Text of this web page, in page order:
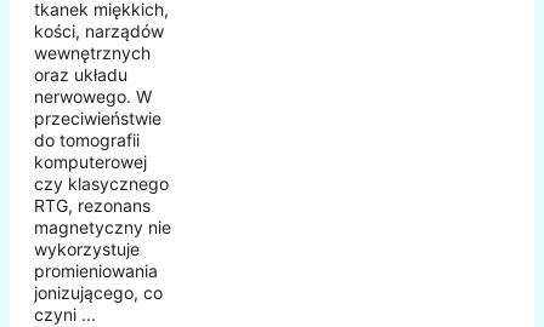
tkanek miękkich,
kości, narządów
wewnętrznych
oraz układu
nerwowego. W
przeciwieństwie
do tomografii
komputerowej
czy klasycznego
RTG, rezonans
magnetyczny nie
wykorzystuje
promieniowania
jonizującego, co
czyni ...